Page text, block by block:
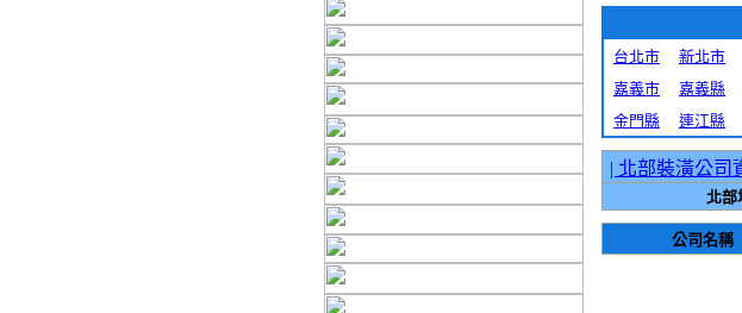
台北市 新北市
嘉義市
嘉義縣
金門縣
連江縣
| 北部裝潢公司
北部
公司名稱